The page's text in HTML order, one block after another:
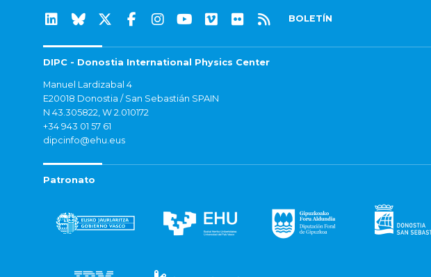
BOLETÍN
DIPC - Donostia International Physics Center
Manuel Lardizabal 4
E20018 Donostia / San Sebastián SPAIN
N 43.305822, W 2.010172
+34 943 01 57 61
dipcinfo@ehu.eus
Patronato